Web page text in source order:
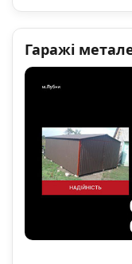
Гаражі